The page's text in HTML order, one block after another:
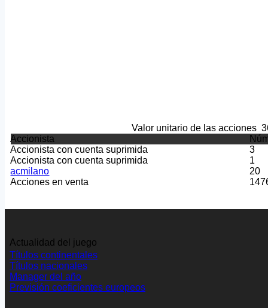
Valor unitario de las acciones
Accionista
Accionista con cuenta suprimida
3
Accionista con cuenta suprimida
1
acmilano
20
Acciones en venta
Actualidad del juego
Títulos continentales
Títulos nacionales
Manager del año
Previsión coeficientes europeos